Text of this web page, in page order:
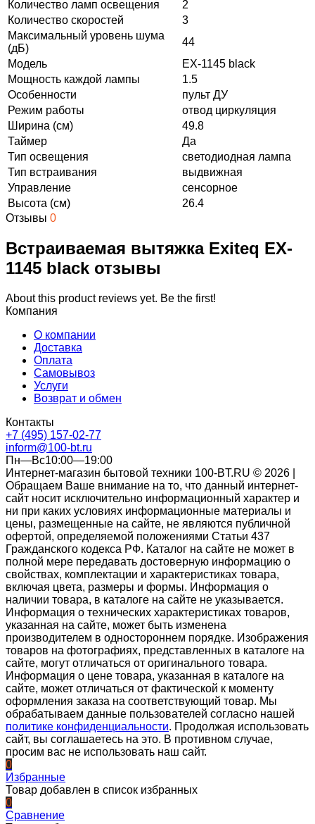
Количество ламп освещения
2
Количество скоростей
3
Максимальный уровень шума
(дБ)
44
Модель
EX-1145 black
Мощность каждой лампы
1.5
Особенности
пульт ДУ
Режим работы
отвод циркуляция
Ширина (см)
49.8
Таймер
Да
Тип освещения
светодиодная лампа
Тип встраивания
выдвижная
Управление
сенсорное
Высота (см)
26.4
Отзывы 0
Встраиваемая вытяжка Exiteq EX-
1145 black отзывы
About this product reviews yet. Be the first!
Компания
О компании
Доставка
Оплата
Самовывоз
Услуги
Возврат и обмен
Контакты
+7 (495) 157-02-77
inform@100-bt.ru
Пн—Вс10:00—19:00
Интернет-магазин бытовой техники 100-BT.RU © 2026 |
Обращаем Ваше внимание на то, что данный интернет-
сайт носит исключительно информационный характер и
ни при каких условиях информационные материалы и
цены, размещенные на сайте, не являются публичной
офертой, определяемой положениями Статьи 437
Гражданского кодекса РФ. Каталог на сайте не может в
полной мере передавать достоверную информацию о
свойствах, комплектации и характеристиках товара,
включая цвета, размеры и формы. Информация о
наличии товара, в каталоге на сайте не указывается.
Информация о технических характеристиках товаров,
указанная на сайте, может быть изменена
производителем в одностороннем порядке. Изображения
товаров на фотографиях, представленных в каталоге на
сайте, могут отличаться от оригинального товара.
Информация о цене товара, указанная в каталоге на
сайте, может отличаться от фактической к моменту
оформления заказа на соответствующий товар. Мы
обрабатываем данные пользователей согласно нашей
политике конфиденциальности. Продолжая использовать
сайт, вы соглашаетесь на это. В противном случае,
просим вас не использовать наш сайт.
0
Избранные
Товар добавлен в список избранных
0
Сравнение